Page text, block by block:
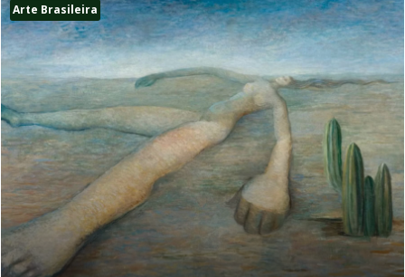
Arte Brasileira